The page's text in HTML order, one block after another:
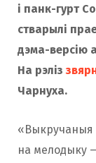
і панк-гурт
стварылі
дэма-версію
На рэліз
Чарнуха.
«Выкручаныя
на мелодыку